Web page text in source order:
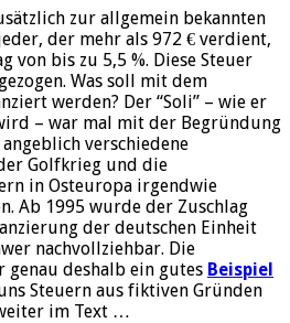
zur allgemein bekannten
der mehr als 972 € verdient,
von bis zu 5,5 %. Diese Steuer
Was soll mit dem
werden? Der “Soli” – wie er
– war mal mit der Begründung
verschiedene
Golfkrieg und die
in Osteuropa irgendwie
Ab 1995 wurde der Zuschlag
der deutschen Einheit
nachvollziehbar. Die
deshalb ein gutes Beispiel
Steuern aus fiktiven Gründen
im Text …